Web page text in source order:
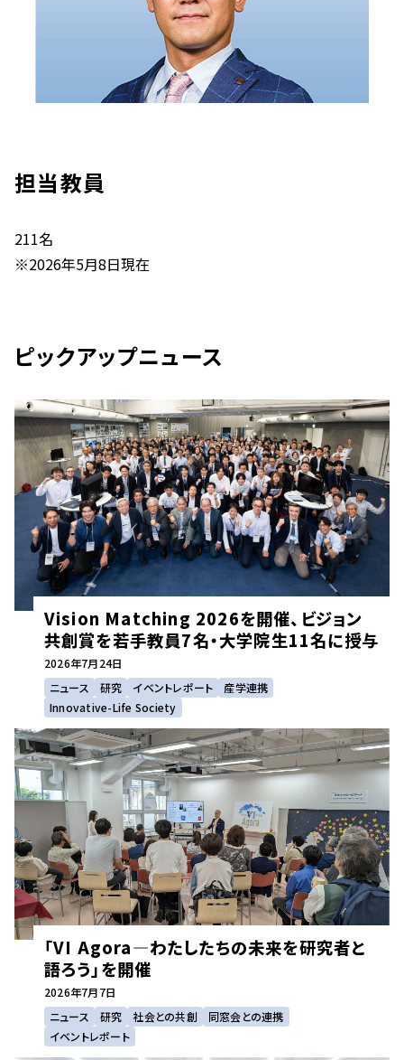
担当教員
211名
※2026年5月8日現在
ピックアップニュース
Vision Matching 2026を開催、ビジョン
共創賞を若手教員7名・大学院生11名に授与
2026年7月24日
ニュース
研究 イベントレポート
産学連携
Innovative-Life Society
「VI Agora―わたしたちの未来を研究者と
語ろう」を開催
2026年7月7日
ニュース
研究 社会との共創
同窓会との連携
イベントレポート